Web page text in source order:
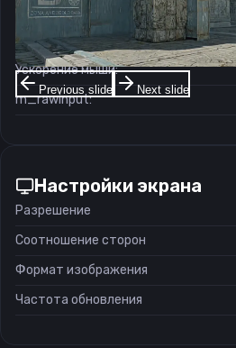
Previous slide Next slide
Чувствительность мыши в зуме:
Чувствительность мыши в Windows:
Ускорение мыши:
m_rawinput:
Настройки экрана
Разрешение
Соотношение сторон
Формат изображения
Частота обновления